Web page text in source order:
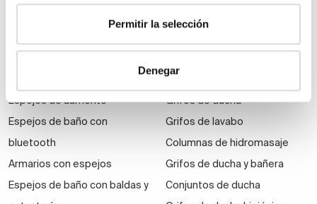
Permitir la selección
Denegar
económicos
Espejos de aumento
Espejos de baño con
bluetooth
Armarios con espejos
Espejos de baño con baldas y
Grifería
Grifos de ducha
Grifos de lavabo
Columnas de hidromasaje
Grifos de ducha y bañera
Conjuntos de ducha